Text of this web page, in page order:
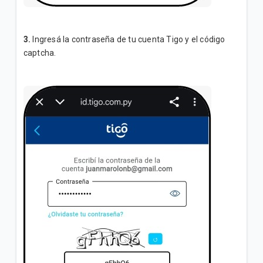
3. Ingresá la contraseña de tu cuenta Tigo y el código
captcha.